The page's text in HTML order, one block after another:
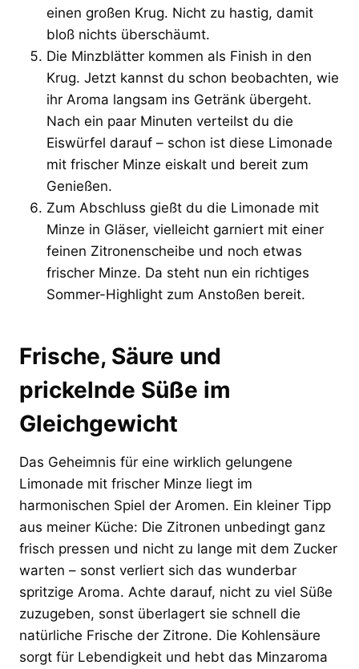
einen großen Krug. Nicht zu hastig, damit
bloß nichts überschäumt.
Die Minzblätter kommen als Finish in den
Krug. Jetzt kannst du schon beobachten, wie
ihr Aroma langsam ins Getränk übergeht.
Nach ein paar Minuten verteilst du die
Eiswürfel darauf – schon ist diese Limonade
mit frischer Minze eiskalt und bereit zum
Genießen.
Zum Abschluss gießt du die Limonade mit
Minze in Gläser, vielleicht garniert mit einer
feinen Zitronenscheibe und noch etwas
frischer Minze. Da steht nun ein richtiges
Sommer-Highlight zum Anstoßen bereit.
Frische, Säure und
prickelnde Süße im
Gleichgewicht
Das Geheimnis für eine wirklich gelungene
Limonade mit frischer Minze liegt im
harmonischen Spiel der Aromen. Ein kleiner Tipp
aus meiner Küche: Die Zitronen unbedingt ganz
frisch pressen und nicht zu lange mit dem Zucker
warten – sonst verliert sich das wunderbar
spritzige Aroma. Achte darauf, nicht zu viel Süße
zuzugeben, sonst überlagert sie schnell die
natürliche Frische der Zitrone. Die Kohlensäure
sorgt für Lebendigkeit und hebt das Minzaroma